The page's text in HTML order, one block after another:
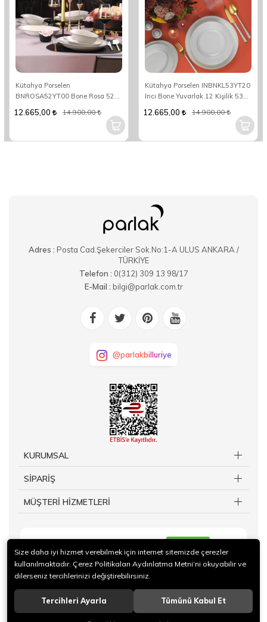
Kütahya Porselen
BNROSA52YT00 Bone Rosa 52
12.665,00 14.900,00
Kütahya Porselen INBNKL53YT20
Incı Bone Yuvarlak 12 Kişilik 53
12.665,00 14.900,00
Adres : Posta Cad.Şekerciler Sok.No:1-A ULUS ANKARA /
TÜRKİYE
Telefon : 0(312) 309 13 98/17
E-Mail : bilgi@parlak.com.tr
@parlakbilluriye
KURUMSAL
SİPARİŞ
MÜŞTERİ HİZMETLERİ
© 2019 TAKİ Kuy.Billuriye.Ltd Sti. Tüm hakları saklıdır.
Size daha iyi hizmet verebilmek için internet sitemizde çerezler
kullanılmaktadır. Çerez Politikaları Aydınlatma Metni’ni okuyabilir ve
dilerseniz tercihlerinizi değiştirebilirsiniz.
Tercihleri Ayarla Tümünü Kabul Et